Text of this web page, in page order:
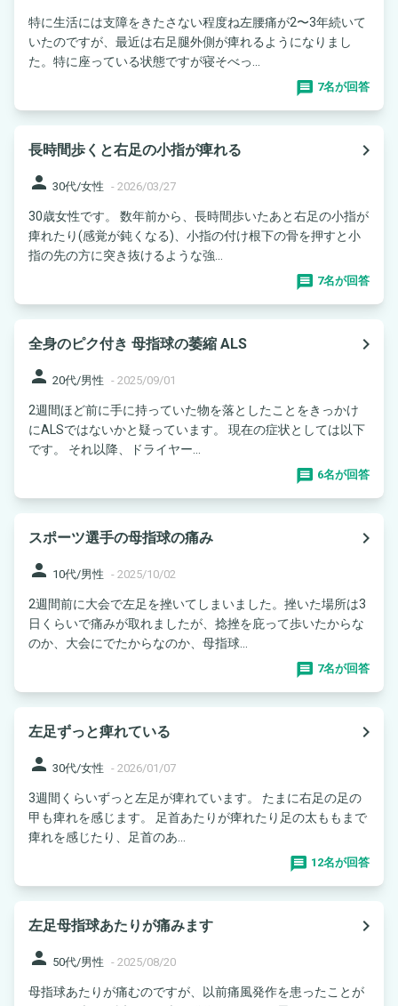
特に生活には支障をきたさない程度ね左腰痛が2〜3年続いて
いたのですが、最近は右足腿外側が痺れるようになりまし
た。特に座っている状態ですが寝そべっ...
7名が回答
長時間歩くと右足の小指が痺れる
navigate_next
person 30代/女性 - 2026/03/27
30歳女性です。 数年前から、長時間歩いたあと右足の小指が
痺れたり(感覚が鈍くなる)、小指の付け根下の骨を押すと小
指の先の方に突き抜けるような強...
7名が回答
全身のピク付き 母指球の萎縮 ALS
navigate_next
person 20代/男性 - 2025/09/01
2週間ほど前に手に持っていた物を落としたことをきっかけ
にALSではないかと疑っています。 現在の症状としては以下
です。 それ以降、ドライヤー...
6名が回答
スポーツ選手の母指球の痛み
navigate_next
person 10代/男性 - 2025/10/02
2週間前に大会で左足を挫いてしまいました。挫いた場所は3
日くらいで痛みが取れましたが、捻挫を庇って歩いたからな
のか、大会にでたからなのか、母指球...
7名が回答
左足ずっと痺れている
navigate_next
person 30代/女性 - 2026/01/07
3週間くらいずっと左足が痺れています。 たまに右足の足の
甲も痺れを感じます。 足首あたりが痺れたり足の太ももまで
痺れを感じたり、足首のあ...
12名が回答
左足母指球あたりが痛みます
navigate_next
person 50代/男性 - 2025/08/20
母指球あたりが痛むのですが、以前痛風発作を患ったことが